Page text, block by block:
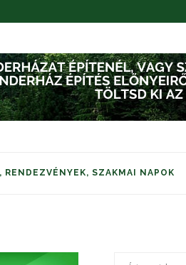
RENDEZVÉNYEK, SZAKMAI NAPOK